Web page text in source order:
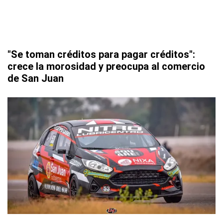
"Se toman créditos para pagar créditos":
crece la morosidad y preocupa al comercio
de San Juan